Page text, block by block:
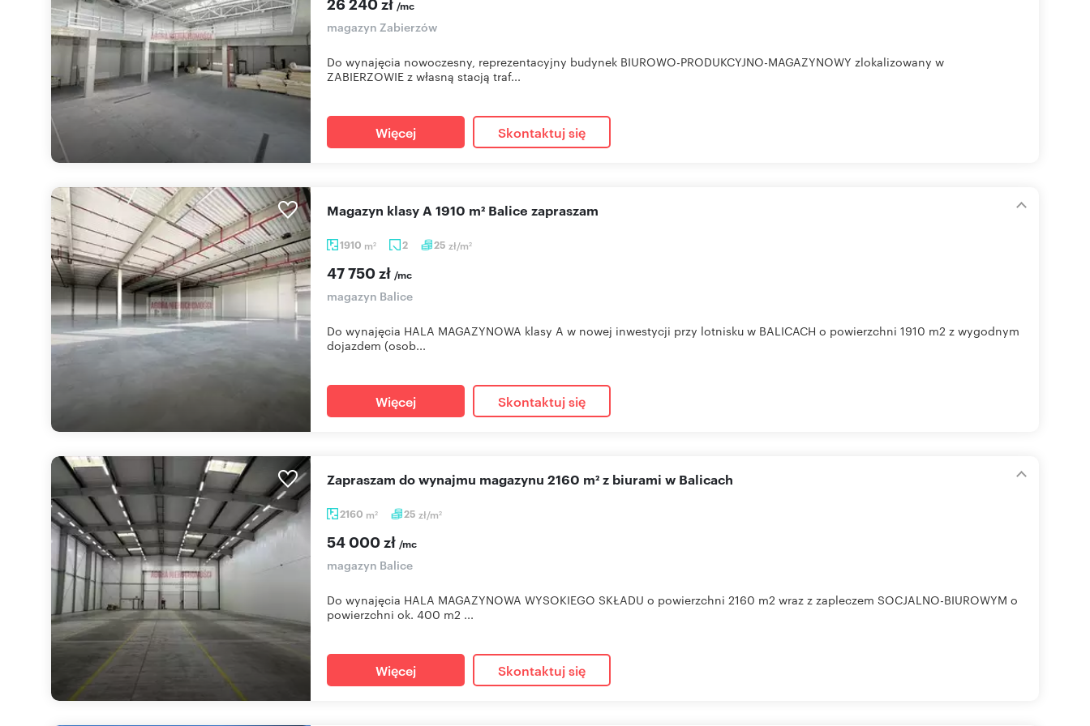
/mc
magazyn Zabierzów
Do wynajęcia nowoczesny, reprezentacyjny budynek BIUROWO-PRODUKCYJNO-MAGAZYNOWY zlokalizowany w
ZABIERZOWIE z własną stacją traf...
Więcej Skontaktuj się
1910 m2 2 25 zł/m2
Magazyn klasy A 1910 m² Balice zapraszam
47 750 zł /mc
magazyn Balice
Do wynajęcia HALA MAGAZYNOWA klasy A w nowej inwestycji przy lotnisku w BALICACH o powierzchni 1910 m2 z wygodnym
dojazdem (osob...
Więcej Skontaktuj się
2160 m2 25 zł/m2
Zapraszam do wynajmu magazynu 2160 m² z biurami w Balicach
54 000 zł /mc
magazyn Balice
Do wynajęcia HALA MAGAZYNOWA WYSOKIEGO SKŁADU o powierzchni 2160 m2 wraz z zapleczem SOCJALNO-BIUROWYM o
powierzchni ok. 400 m2 ...
Więcej Skontaktuj się